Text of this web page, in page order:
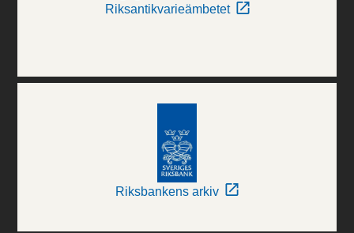
Riksantikvarieämbetet
Riksbankens arkiv